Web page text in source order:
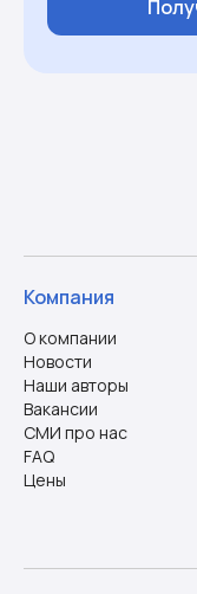
Компания
О компании
Новости
Наши авторы
Вакансии
СМИ про нас
FAQ
Цены